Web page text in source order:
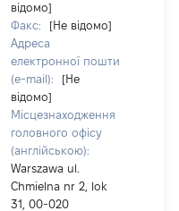
відомо]
Факс:
[Не відомо]
Адреса
електронної пошти
(e-mail):
[Не
відомо]
Місцезнаходження
головного офісу
(англійською):
Warszawa ul.
Chmielna nr 2, lok
31, 00-020